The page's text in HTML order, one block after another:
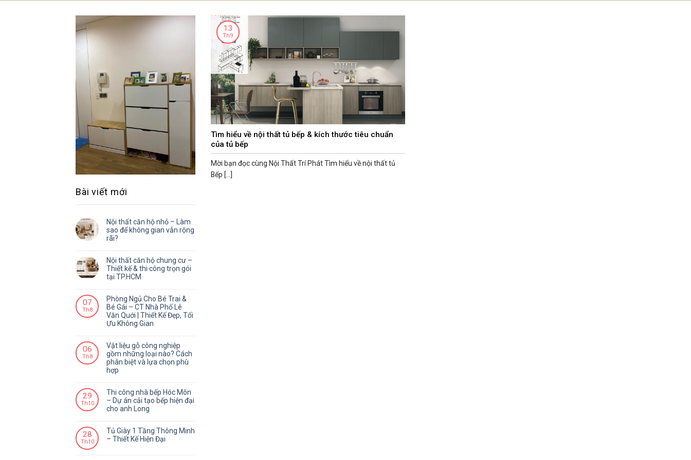
Cửa hàng Nội thất Căn hộ – Chung cư Kiến Thức Nội Thất
Bài viết mới
Nội thất căn hộ nhỏ – Làm
sao để không gian vẫn rộng
rãi?
Nội thất căn hộ chung cư –
Thiết kế & thi công trọn gói
tại TP.HCM
07
Th8
Phòng Ngủ Cho Bé Trai &
Bé Gái – CT Nhà Phố Lê
Văn Quới | Thiết Kế Đẹp, Tối
Ưu Không Gian
06
Th8
Vật liệu gỗ công nghiệp
gồm những loại nào? Cách
phân biệt và lựa chọn phù
hợp
29
Th10
Thi công nhà bếp Hóc Môn
– Dự án cải tạo bếp hiện đại
cho anh Long
28
Th10
Tủ Giày 1 Tầng Thông Minh
– Thiết Kế Hiện Đại
Tìm hiểu về nội thất tủ bếp & kích thước tiêu chuẩn
của tủ bếp
Mời bạn đọc cùng Nội Thất Trí Phát Tìm hiểu về nội thất tủ
Bếp [...]
13
Th9